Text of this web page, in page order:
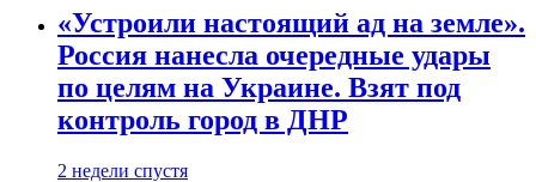
«Устроили настоящий ад на земле».
Россия нанесла очередные удары
по целям на Украине. Взят под
контроль город в ДНР
2 недели спустя